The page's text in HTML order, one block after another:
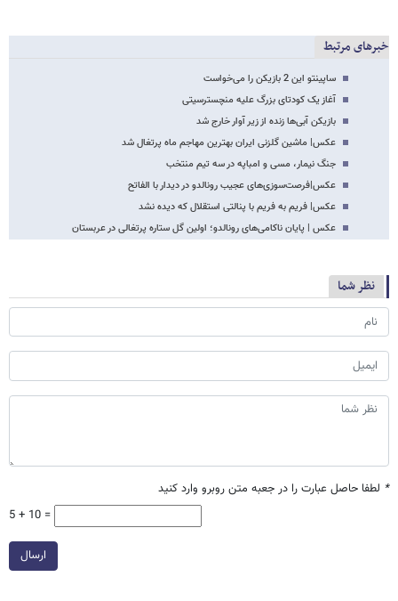
خبرهای مرتبط
ساپینتو این 2 بازیکن را می‌خواست
آغاز یک کودتای بزرگ علیه منچسترسیتی
بازیکن آبی‌ها زنده از زیر آوار خارج شد
عکس| ماشین گلزنی ایران بهترین مهاجم ماه پرتغال شد
جنگ نیمار، مسی و امباپه در سه تیم منتخب
عکس|فرصت‌سوزی‌های عجیب رونالدو در دیدار با الفاتح
عکس| فریم به فریم با پنالتی استقلال که دیده نشد
عکس | پایان ناکامی‌های رونالدو؛ اولین گل ستاره پرتغالی در عربستان
نظر شما
* لطفا حاصل عبارت را در جعبه متن روبرو وارد کنید
5 + 10 =
ارسال